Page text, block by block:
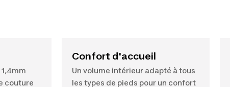
couture
Confort d'accueil
Un volume intérieur adapté à tous
les types de pieds pour un confort